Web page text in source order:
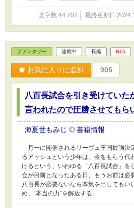
文字数 44,707 最終更新日
ファンタジー 連載中 長編 R15
お気に入りに追加 905
八百長試合を引き受けていた
言われたので圧勝させてもら
海夏世もみじ 書籍情報
月一に開催されるリーヴェ王国最強決
るアッシュという少年は、金をもらう代
けるという、いわゆる「八百長試合」
会が目前となったある日、もうお前は必
八百長が必要ないなら本気を出しても
め、“本当の力”を解放する。